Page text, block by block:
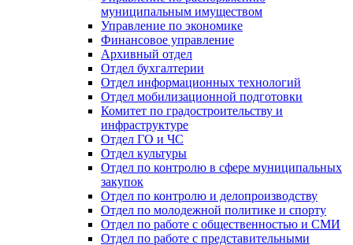
муниципальным имуществом
Управление по экономике
Финансовое управление
Архивный отдел
Отдел бухгалтерии
Отдел информационных технологий
Отдел мобилизационной подготовки
Комитет по градостроительству и
инфраструктуре
Отдел ГО и ЧС
Отдел культуры
Отдел по контролю в сфере муниципальных
закупок
Отдел по контролю и делопроизводству
Отдел по молодежной политике и спорту
Отдел по работе с общественностью и СМИ
Отдел по работе с представительными